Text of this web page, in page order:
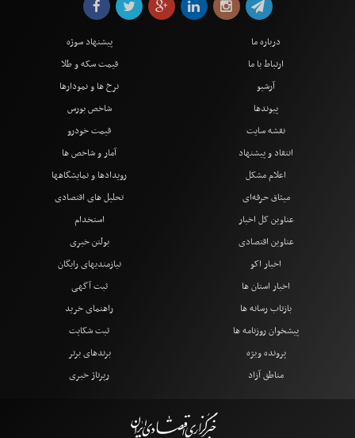
درباره ما
ارتباط با ما
آرشیو
پیوندها
نقشه سایت
انتقاد و پیشنهاد
اعلام مشکل
میثاق حرفه‌ای
پیشنهاد سوژه
قیمت سکه و طلا
نرخ ها و نمودارها
شاخص بورس
قیمت خودرو
آمار و شاخص ها
رویدادها و نمایشگاهها
تحلیل های اقتصادی
عناوین کل اخبار
عناوین اقتصادی
اخبار اکو
اخبار استان ها
بازتاب رسانه ها
پیشخوان روزنامه ها
پرونده ویژه
مناطق آزاد
استخدام
بولتن خبری
نیازمندیهای رایگان
ثبت آگهی
راهنمای خرید
ثبت شکایت
برندهای برتر
رپرتاژ خبری